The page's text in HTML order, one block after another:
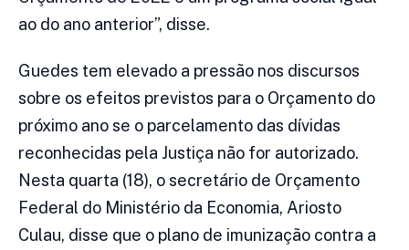
ao do ano anterior”, disse.
Guedes tem elevado a pressão nos discursos
sobre os efeitos previstos para o Orçamento do
próximo ano se o parcelamento das dívidas
reconhecidas pela Justiça não for autorizado.
Nesta quarta (18), o secretário de Orçamento
Federal do Ministério da Economia, Ariosto
Culau, disse que o plano de imunização contra a